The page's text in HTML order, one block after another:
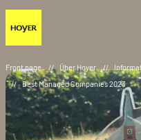
Front page // Über Hoyer //
//
Best Managed Companies 2023